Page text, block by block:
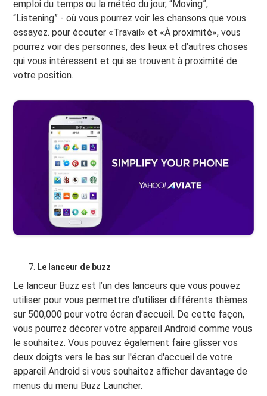
emploi du temps ou la météo du jour, “Moving”,
“Listening” - où vous pourrez voir les chansons que vous
essayez. pour écouter «Travail» et «À proximité», vous
pourrez voir des personnes, des lieux et d’autres choses
qui vous intéressent et qui se trouvent à proximité de
votre position.
Le lanceur de buzz
Le lanceur Buzz est l’un des lanceurs que vous pouvez
utiliser pour vous permettre d’utiliser différents thèmes
sur 500,000 pour votre écran d’accueil. De cette façon,
vous pourrez décorer votre appareil Android comme vous
le souhaitez. Vous pouvez également faire glisser vos
deux doigts vers le bas sur l'écran d'accueil de votre
appareil Android si vous souhaitez afficher davantage de
menus du menu Buzz Launcher.